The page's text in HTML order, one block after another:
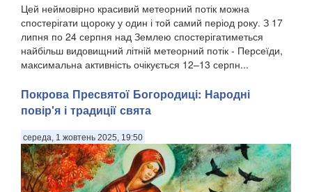
Цей неймовірно красивий метеорний потік можна
спостерігати щороку у один і той самий період року. З 17
липня по 24 серпня над Землею спостерігатиметься
найбільш видовищний літній метеорний потік - Персеїди,
максимальна активність очікується 12–13 серпн...
Покрова Пресвятої Богородиці: Народні
повір'я і традиції свята
середа, 1 жовтень 2025, 19:50